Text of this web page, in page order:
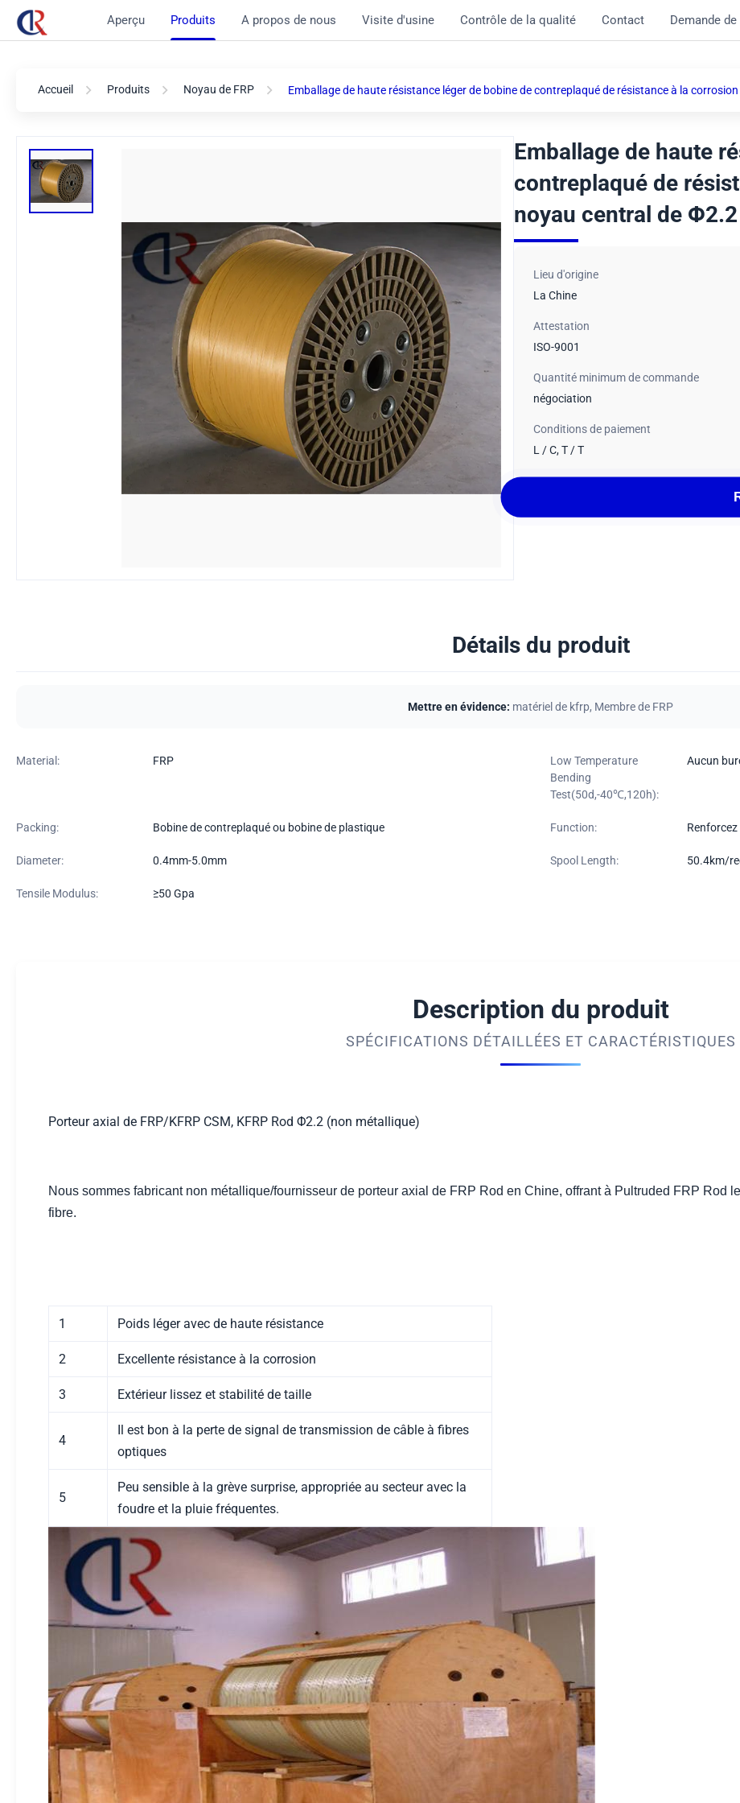
Aperçu Produits A propos de nous Visite d'usine Contrôle de la qualité Contact Demande
Accueil Produits Noyau de FRP Emballage de haute résistance léger de bobine de contreplaqué de résistance à la
Emballage de haute
contreplaqué de
noyau central de Φ2.2
Lieu d'origine
La Chine
Attestation
ISO-9001
Quantité minimum de commande
négociation
Conditions de paiement
L / C, T / T
Détails du produit
Mettre en évidence: matériel de kfrp, Membre de FRP
Material: FRP
Low Temperature
Bending
Test(50d,-40℃,120h):
Aucun
Packing: Bobine de contreplaqué ou bobine de plastique Function: Renforcez
Diameter: 0.4mm-5.0mm Spool Length: 50.4km/
Tensile Modulus: ≥50 Gpa
Description du produit
SPÉCIFICATIONS DÉTAILLÉES ET CARACTÉRISTIQUES
Porteur axial de FRP/KFRP CSM, KFRP Rod Φ2.2 (non métallique)
Nous sommes fabricant non métallique/fournisseur de porteur axial de FRP Rod en Chine, offrant à Pultruded FRP Rod
fibre.
1 Poids léger avec de haute résistance
2 Excellente résistance à la corrosion
3 Extérieur lissez et stabilité de taille
4
Il est bon à la perte de signal de transmission de câble à fibres
optiques
5
Peu sensible à la grève surprise, appropriée au secteur avec la
foudre et la pluie fréquentes.